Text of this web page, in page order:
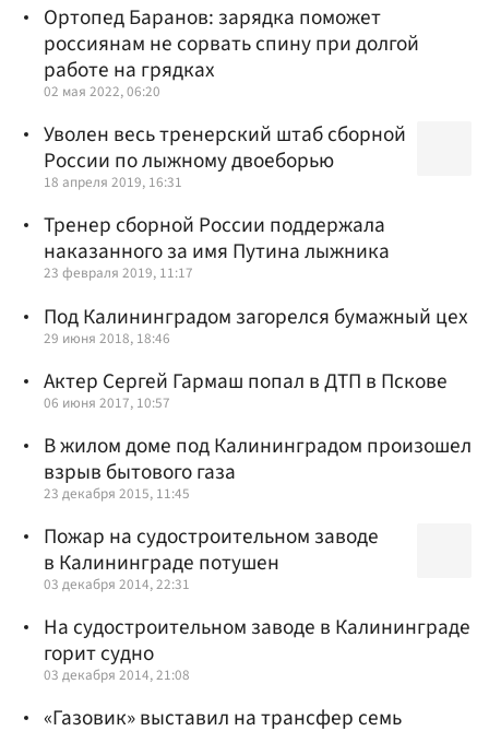
Ортопед Баранов: зарядка поможет
россиянам не сорвать спину при долгой
работе на грядках
02 мая 2022, 06:20
Уволен весь тренерский штаб сборной
России по лыжному двоеборью
18 апреля 2019, 16:31
Тренер сборной России поддержала
наказанного за имя Путина лыжника
23 февраля 2019, 11:17
Под Калининградом загорелся бумажный цех
29 июня 2018, 18:46
Актер Сергей Гармаш попал в ДТП в Пскове
06 июня 2017, 10:57
В жилом доме под Калининградом произошел
взрыв бытового газа
23 декабря 2015, 11:45
Пожар на судостроительном заводе
в Калининграде потушен
03 декабря 2014, 22:31
На судостроительном заводе в Калининграде
горит судно
03 декабря 2014, 21:08
«Газовик» выставил на трансфер семь